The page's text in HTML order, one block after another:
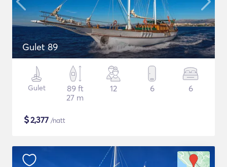
Gulet 89
Gulet
89 ft
27 m
12 6 6
$2,377 /natt